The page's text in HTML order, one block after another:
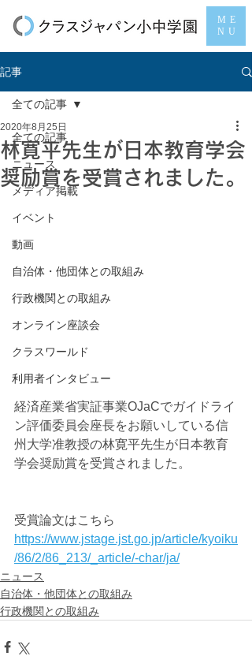
ME
NU
記事
全ての記事
ニュース
メディア掲載
イベント
動画
自治体・他団体との取組み
行政機関との取組み
オンライン座談会
クラスワールド
利用者インタビュー
全ての記事
林寛平先生が日本教育学会
奨励賞を受賞されました。
2020年8月25日
経済産業省実証事業OJaCでガイドライ
ン評価委員会座長をお願いしている信
州大学准教授の林寛平先生が日本教育
学会奨励賞を受賞されました。
受賞論文はこちら
https://www.jstage.jst.go.jp/article/kyoiku
/86/2/86_213/_article/-char/ja/
ニュース
自治体・他団体との取組み
行政機関との取組み